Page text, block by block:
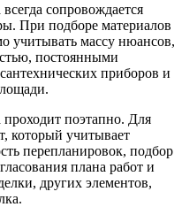
сопровождается
При подборе материалов
учитывать массу нюансов,
постоянными
приборов и
поэтапно. Для
который учитывает
перепланировок, подбор
плана работ и
других элементов,